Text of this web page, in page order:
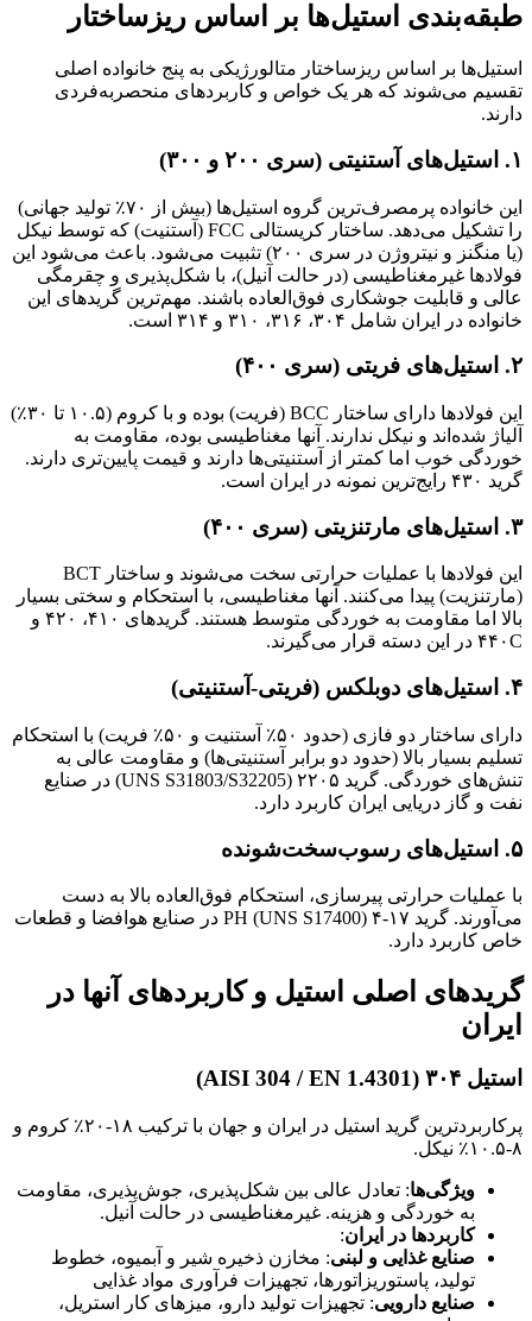
طبقه‌بندی استیل‌ها بر اساس ریزساختار
استیل‌ها بر اساس ریزساختار متالورژیکی به پنج خانواده اصلی
تقسیم می‌شوند که هر یک خواص و کاربردهای منحصربه‌فردی
دارند.
۱. استیل‌های آستنیتی (سری ۲۰۰ و ۳۰۰)
این خانواده پرمصرف‌ترین گروه استیل‌ها (بیش از ۷۰٪ تولید جهانی)
را تشکیل می‌دهد. ساختار کریستالی FCC (آستنیت) که توسط نیکل
(یا منگنز و نیتروژن در سری ۲۰۰) تثبیت می‌شود. باعث می‌شود این
فولادها غیرمغناطیسی (در حالت آنیل)، با شکل‌پذیری و چقرمگی
عالی و قابلیت جوشکاری فوق‌العاده باشند. مهم‌ترین گریدهای این
خانواده در ایران شامل ۳۰۴، ۳۱۶، ۳۱۰ و ۳۱۴ است.
۲. استیل‌های فریتی (سری ۴۰۰)
این فولادها دارای ساختار BCC (فریت) بوده و با کروم (۱۰.۵ تا ۳۰٪)
آلیاژ شده‌اند و نیکل ندارند. آنها مغناطیسی بوده، مقاومت به
خوردگی خوب اما کمتر از آستنیتی‌ها دارند و قیمت پایین‌تری دارند.
گرید ۴۳۰ رایج‌ترین نمونه در ایران است.
۳. استیل‌های مارتنزیتی (سری ۴۰۰)
این فولادها با عملیات حرارتی سخت می‌شوند و ساختار BCT
(مارتنزیت) پیدا می‌کنند. آنها مغناطیسی، با استحکام و سختی بسیار
بالا اما مقاومت به خوردگی متوسط هستند. گریدهای ۴۱۰، ۴۲۰ و
۴۴۰C در این دسته قرار می‌گیرند.
۴. استیل‌های دوبلکس (فریتی-آستنیتی)
دارای ساختار دو فازی (حدود ۵۰٪ آستنیت و ۵۰٪ فریت) با استحکام
تسلیم بسیار بالا (حدود دو برابر آستنیتی‌ها) و مقاومت عالی به
تنش‌های خوردگی. گرید ۲۲۰۵ (UNS S31803/S32205) در صنایع
نفت و گاز دریایی ایران کاربرد دارد.
۵. استیل‌های رسوب‌سخت‌شونده
با عملیات حرارتی پیرسازی، استحکام فوق‌العاده بالا به دست
می‌آورند. گرید ۱۷-۴ PH (UNS S17400) در صنایع هوافضا و قطعات
خاص کاربرد دارد.
گریدهای اصلی استیل و کاربردهای آنها در
ایران
استیل ۳۰۴ (AISI 304 / EN 1.4301)
پرکاربردترین گرید استیل در ایران و جهان با ترکیب ۱۸-۲۰٪ کروم و
۸-۱۰.۵٪ نیکل.
ویژگی‌ها: تعادل عالی بین شکل‌پذیری، جوش‌پذیری، مقاومت
به خوردگی و هزینه. غیرمغناطیسی در حالت آنیل.
کاربردها در ایران:
صنایع غذایی و لبنی: مخازن ذخیره شیر و آبمیوه، خطوط
تولید، پاستوریزاتورها، تجهیزات فرآوری مواد غذایی
صنایع دارویی: تجهیزات تولید دارو، میزهای کار استریل،